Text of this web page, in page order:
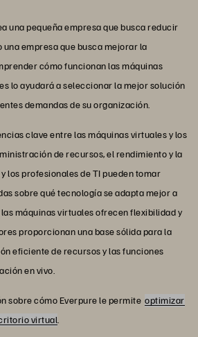
una pequeña empresa que busca reducir
empresa que busca mejorar la
cómo funcionan las máquinas
lo ayudará a seleccionar la mejor solución
demandas de su organización.
clave entre las máquinas virtuales y los
de recursos, el rendimiento y la
los profesionales de TI pueden tomar
sobre qué tecnología se adapta mejor a
máquinas virtuales ofrecen flexibilidad y
proporcionan una base sólida para la
eficiente de recursos y las funciones
en vivo.
sobre cómo Everpure le permite optimizar
virtual.